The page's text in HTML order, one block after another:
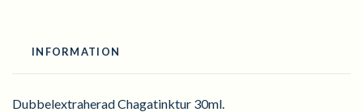
INFORMATION
Dubbelextraherad Chagatinktur 30ml.